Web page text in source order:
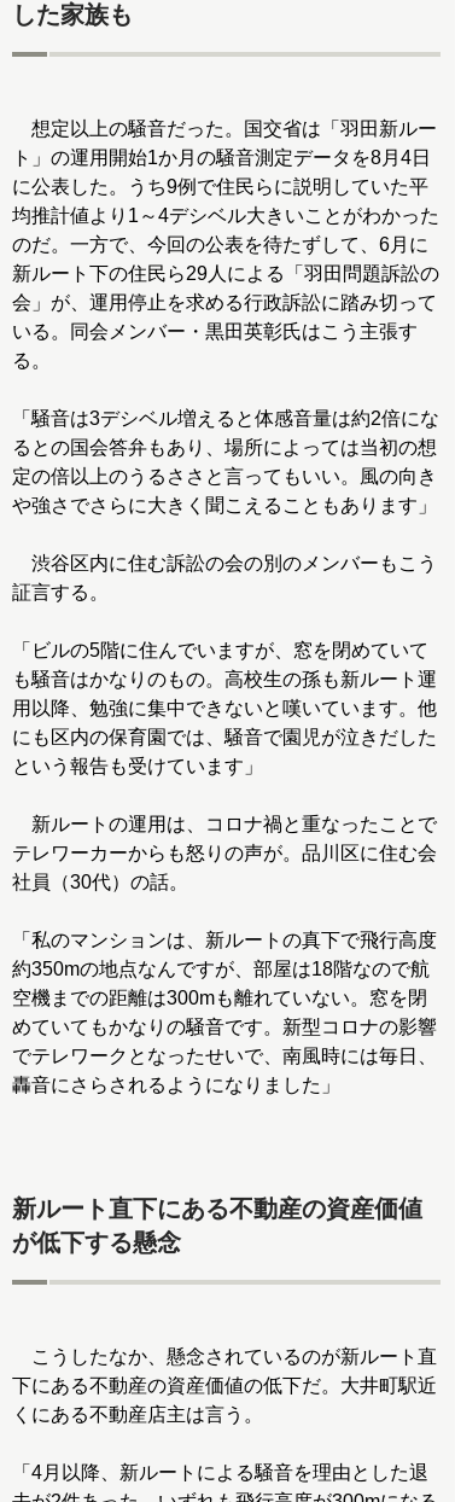
した家族も
想定以上の騒音だった。国交省は「羽田新ルー
ト」の運用開始1か月の騒音測定データを8月4日
に公表した。うち9例で住民らに説明していた平
均推計値より1～4デシベル大きいことがわかった
のだ。一方で、今回の公表を待たずして、6月に
新ルート下の住民ら29人による「羽田問題訴訟の
会」が、運用停止を求める行政訴訟に踏み切って
いる。同会メンバー・黒田英彰氏はこう主張す
る。
「騒音は3デシベル増えると体感音量は約2倍にな
るとの国会答弁もあり、場所によっては当初の想
定の倍以上のうるささと言ってもいい。風の向き
や強さでさらに大きく聞こえることもあります」
渋谷区内に住む訴訟の会の別のメンバーもこう
証言する。
「ビルの5階に住んでいますが、窓を閉めていて
も騒音はかなりのもの。高校生の孫も新ルート運
用以降、勉強に集中できないと嘆いています。他
にも区内の保育園では、騒音で園児が泣きだした
という報告も受けています」
新ルートの運用は、コロナ禍と重なったことで
テレワーカーからも怒りの声が。品川区に住む会
社員（30代）の話。
「私のマンションは、新ルートの真下で飛行高度
約350mの地点なんですが、部屋は18階なので航
空機までの距離は300mも離れていない。窓を閉
めていてもかなりの騒音です。新型コロナの影響
でテレワークとなったせいで、南風時には毎日、
轟音にさらされるようになりました」
新ルート直下にある不動産の資産価値
が低下する懸念
こうしたなか、懸念されているのが新ルート直
下にある不動産の資産価値の低下だ。大井町駅近
くにある不動産店主は言う。
「4月以降、新ルートによる騒音を理由とした退